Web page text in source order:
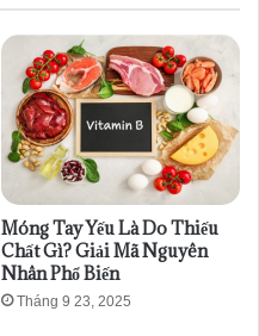
Móng Tay Yếu Là Do Thiếu
Chất Gì? Giải Mã Nguyên
Nhân Phổ Biến
Tháng 9 23, 2025